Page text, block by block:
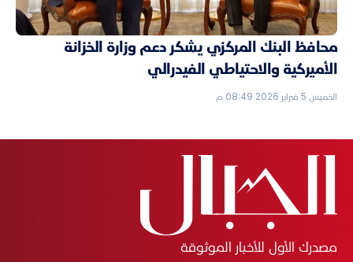
محافظ البنك المركزي يشكر دعم وزارة الخزانة
الأميركية والاحتياطي الفيدرالي
الخميس 5 فبراير 2026 08:49 م
مصدرك الأول للأخبار الموثوقة